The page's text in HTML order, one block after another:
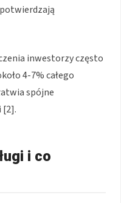
inwestorzy często
4-7% całego
spójne
[2].
i co